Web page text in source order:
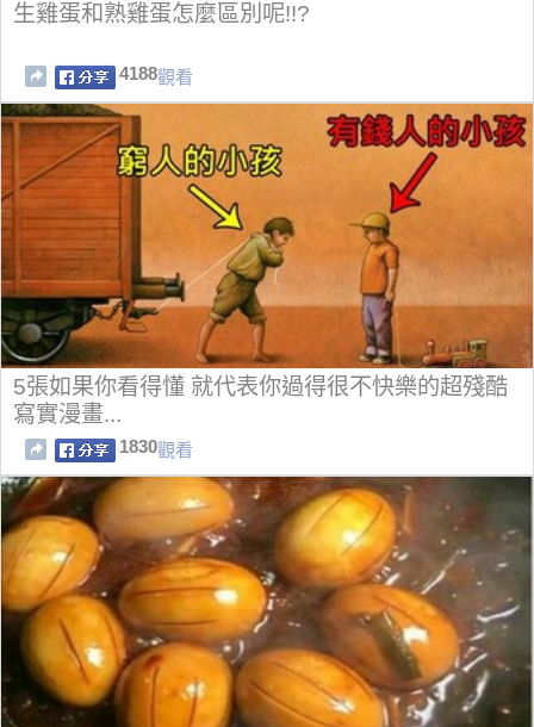
生雞蛋和熟雞蛋怎麼區別呢!!?
4188觀看
5張如果你看得懂 就代表你過得很不快樂的超殘酷
寫實漫畫...
1830觀看